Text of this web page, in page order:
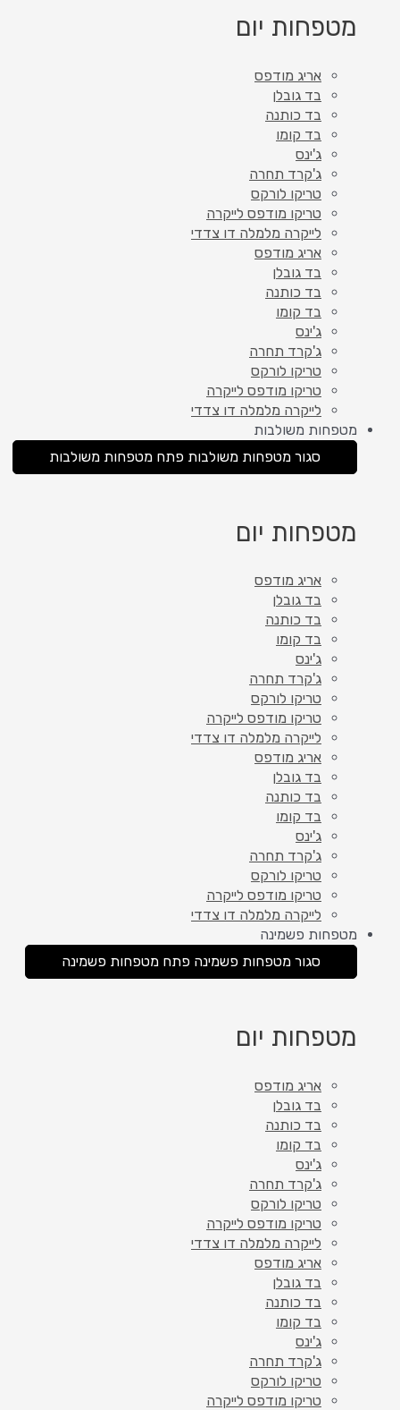
מטפחות יום
אריג מודפס
בד גובלן
בד כותנה
בד קומו
ג'ינס
ג'קרד תחרה
טריקו לורקס
טריקו מודפס לייקרה
לייקרה מלמלה דו צדדי
אריג מודפס
בד גובלן
בד כותנה
בד קומו
ג'ינס
ג'קרד תחרה
טריקו לורקס
טריקו מודפס לייקרה
לייקרה מלמלה דו צדדי
מטפחות משולבות
סגור מטפחות משולבות פתח מטפחות משולבות
מטפחות יום
אריג מודפס
בד גובלן
בד כותנה
בד קומו
ג'ינס
ג'קרד תחרה
טריקו לורקס
טריקו מודפס לייקרה
לייקרה מלמלה דו צדדי
אריג מודפס
בד גובלן
בד כותנה
בד קומו
ג'ינס
ג'קרד תחרה
טריקו לורקס
טריקו מודפס לייקרה
לייקרה מלמלה דו צדדי
מטפחות פשמינה
סגור מטפחות פשמינה פתח מטפחות פשמינה
מטפחות יום
אריג מודפס
בד גובלן
בד כותנה
בד קומו
ג'ינס
ג'קרד תחרה
טריקו לורקס
טריקו מודפס לייקרה
לייקרה מלמלה דו צדדי
אריג מודפס
בד גובלן
בד כותנה
בד קומו
ג'ינס
ג'קרד תחרה
טריקו לורקס
טריקו מודפס לייקרה